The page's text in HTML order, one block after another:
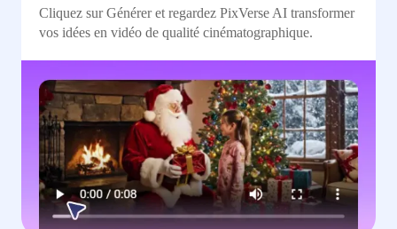
Cliquez sur Générer et regardez PixVerse AI transformer
vos idées en vidéo de qualité cinématographique.